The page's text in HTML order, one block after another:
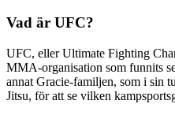
Vad är UFC?
UFC, eller Ultimate Fighting
MMA-organisation som funnits
annat Gracie-familjen, som i sin
Jitsu, för att se vilken